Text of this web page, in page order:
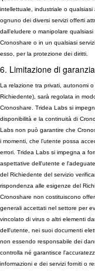
intellettuale, industriale o
ognuno dei diversi servizi offerti
dall’eludere o manipolare
Cronoshare o in un qualsiasi
esso, per la protezione dei diritti.
6. Limitazione di
La relazione tra privati, autonomi
Richiedente), sarà regolata in
Cronoshare. Tridea Labs si
disponibilità e la continuità di
Labs non può garantire che
i momenti, che l’utente possa
errori. Tridea Labs si impegna a
aspettative dell'utente e
del Richiedente del servizio
rispondenza alle esigenze del
Cronoshare non costituiscono
generali accettati nel settore per
vincolato di virus o altri elementi
dell'utente, nei suoi documenti
non essendo responsabile dei
controlla né garantisce
informazioni e dei servizi forniti o